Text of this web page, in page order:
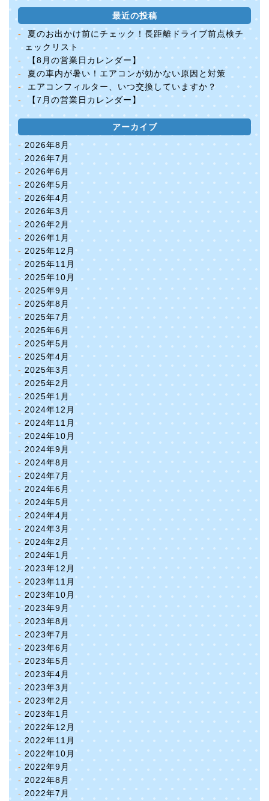
最近の投稿
夏のお出かけ前にチェック！長距離ドライブ前点検チ
ェックリスト
【8月の営業日カレンダー】
夏の車内が暑い！エアコンが効かない原因と対策
エアコンフィルター、いつ交換していますか？
【7月の営業日カレンダー】
アーカイブ
2026年8月
2026年7月
2026年6月
2026年5月
2026年4月
2026年3月
2026年2月
2026年1月
2025年12月
2025年11月
2025年10月
2025年9月
2025年8月
2025年7月
2025年6月
2025年5月
2025年4月
2025年3月
2025年2月
2025年1月
2024年12月
2024年11月
2024年10月
2024年9月
2024年8月
2024年7月
2024年6月
2024年5月
2024年4月
2024年3月
2024年2月
2024年1月
2023年12月
2023年11月
2023年10月
2023年9月
2023年8月
2023年7月
2023年6月
2023年5月
2023年4月
2023年3月
2023年2月
2023年1月
2022年12月
2022年11月
2022年10月
2022年9月
2022年8月
2022年7月